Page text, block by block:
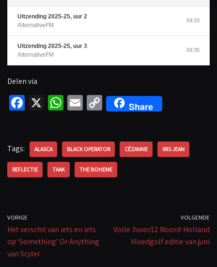
Uitzending 2025-25, uur 2
AlternativeFM
59:33
Uitzending 2025-25, uur 3
AlternativeFM
59:35
Delen via
Fa
o
o
k
X W
sA
p
p
E C
o
y
Li
n
Share
Tags: ALASCA BLACK OPERATOR CÉZANNE IRIS JEAN
REFLECTIE TAAK THE BOHEME
VORIGE
Het verschil van iets en iets
op ‘Something’ Or Anything
van Scyler
VOLGENDE
Volle 3voor12 Noord-Holland
Vloedgolf editie van juni